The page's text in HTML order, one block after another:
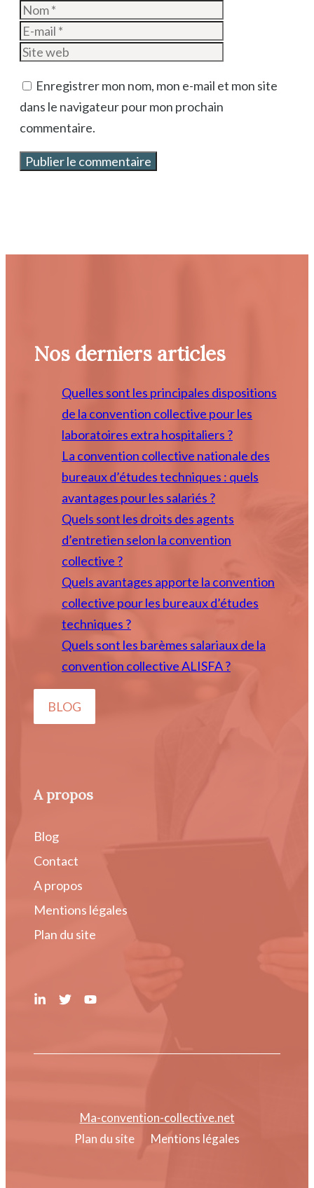
Nom
Enregistrer mon nom, mon e-mail et mon site
dans le navigateur pour mon prochain
commentaire.
Nos derniers articles
Quelles sont les principales dispositions
de la convention collective pour les
laboratoires extra hospitaliers ?
La convention collective nationale des
bureaux d’études techniques : quels
avantages pour les salariés ?
Quels sont les droits des agents
d’entretien selon la convention
collective ?
Quels avantages apporte la convention
collective pour les bureaux d’études
techniques ?
Quels sont les barèmes salariaux de la
convention collective ALISFA ?
BLOG
A propos
Blog
Contact
A propos
Mentions légales
Plan du site
Ma-convention-collective.net
Plan du site
Mentions légales